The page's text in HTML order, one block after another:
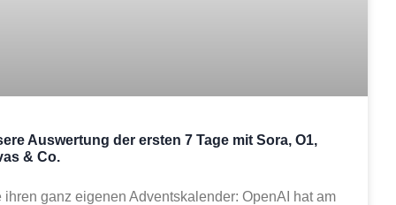
Auswertung der ersten 7 Tage mit Sora, O1,
& Co.
ihren ganz eigenen Adventskalender: OpenAI hat am